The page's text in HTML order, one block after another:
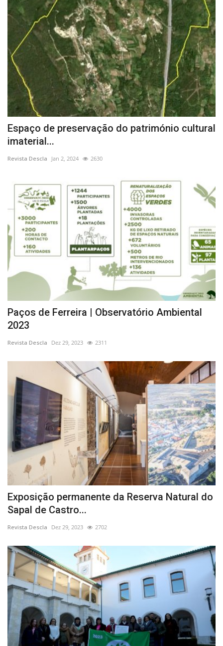
Espaço de preservação do património cultural
imaterial...
Revista Descla Jan 2, 2024 2630
Paços de Ferreira | Observatório Ambiental
2023
Revista Descla Dez 29, 2023 2311
Exposição permanente da Reserva Natural do
Sapal de Castro...
Revista Descla Dez 29, 2023 2702